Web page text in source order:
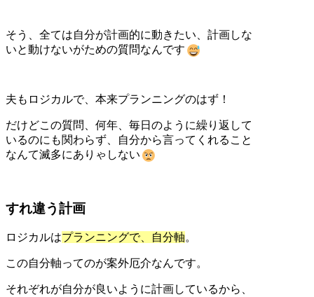
そう、全ては自分が計画的に動きたい、計画しな
いと動けないがための質問なんです
夫もロジカルで、本来プランニングのはず！
だけどこの質問、何年、毎日のように繰り返して
いるのにも関わらず、自分から言ってくれること
なんて滅多にありゃしない
すれ違う計画
ロジカルはプランニングで、自分軸。
この自分軸ってのが案外厄介なんです。
それぞれが自分が良いように計画しているから、